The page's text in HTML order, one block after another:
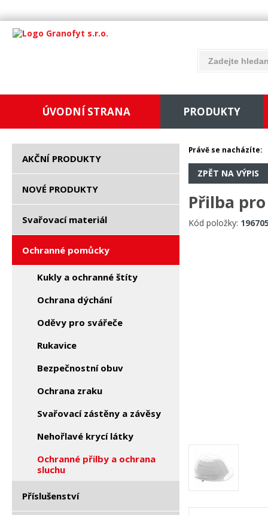
ÚVODNÍ STRANA PRODUKTY
AKČNÍ PRODUKTY
NOVÉ PRODUKTY
Svařovací materiál
Ochranné pomůcky
Kukly a ochranné štíty
Ochrana dýchání
Oděvy pro svářeče
Rukavice
Bezpečnostní obuv
Ochrana zraku
Svařovací zástěny a závěsy
Nehořlavé krycí látky
Ochranné přilby a ochrana
sluchu
Příslušenství
Právě se nacházíte:
ZPĚT NA VÝPIS
Přilba
Kód položky: